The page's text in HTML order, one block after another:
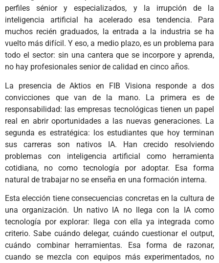
perfiles sénior y especializados, y la irrupción de la
inteligencia artificial ha acelerado esa tendencia. Para
muchos recién graduados, la entrada a la industria se ha
vuelto más difícil. Y eso, a medio plazo, es un problema para
todo el sector: sin una cantera que se incorpore y aprenda,
no hay profesionales senior de calidad en cinco años.
La presencia de Aktios en FIB Visiona responde a dos
convicciones que van de la mano. La primera es de
responsabilidad: las empresas tecnológicas tienen un papel
real en abrir oportunidades a las nuevas generaciones. La
segunda es estratégica: los estudiantes que hoy terminan
sus carreras son nativos IA. Han crecido resolviendo
problemas con inteligencia artificial como herramienta
cotidiana, no como tecnología por adoptar. Esa forma
natural de trabajar no se enseña en una formación interna.
Esta elección tiene consecuencias concretas en la cultura de
una organización. Un nativo IA no llega con la IA como
tecnología por explorar: llega con ella ya integrada como
criterio. Sabe cuándo delegar, cuándo cuestionar el output,
cuándo combinar herramientas. Esa forma de razonar,
cuando se mezcla con equipos más experimentados, no